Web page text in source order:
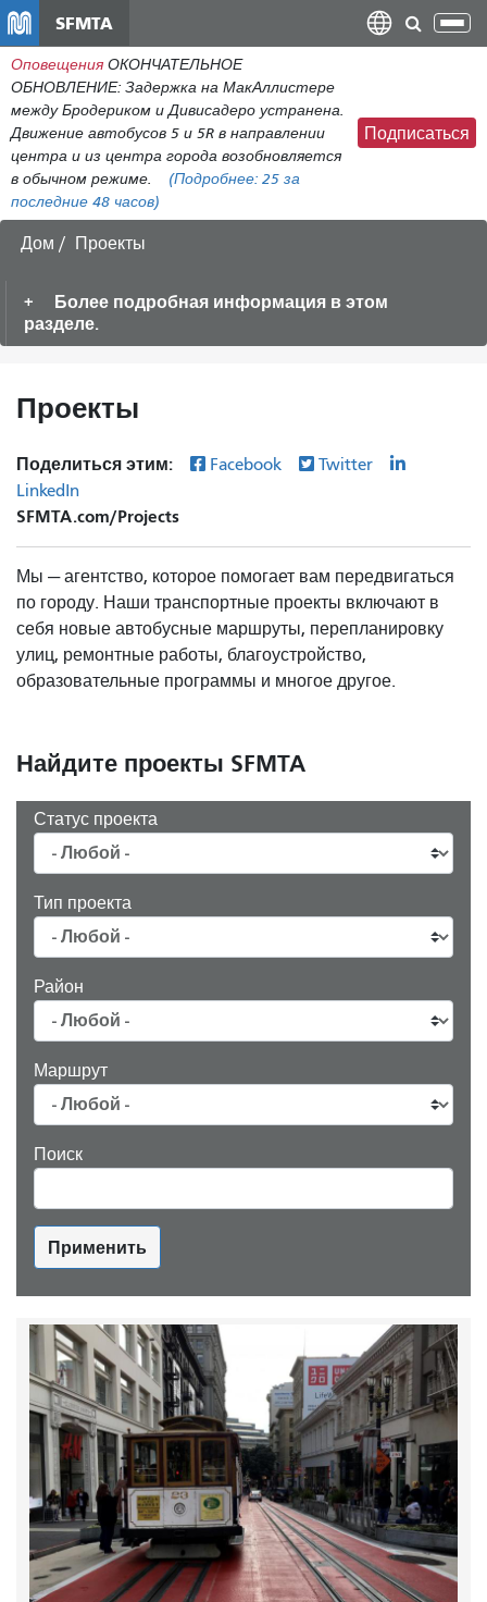
содержанию
SFMTA
Оповещения ОКОНЧАТЕЛЬНОЕ
ОБНОВЛЕНИЕ: Задержка на МакАллистере
между Бродериком и Дивисадеро устранена.
Движение автобусов 5 и 5R в направлении
центра и из центра города возобновляется
в обычном режиме.
(Подробнее: 25 за
последние 48 часов)
Подписаться
Дом Проекты
Более подробная информация в этом
разделе.
Проекты
Поделиться этим: Facebook
Twitter
LinkedIn
SFMTA.com/Projects
Мы — агентство, которое помогает вам передвигаться
по городу. Наши транспортные проекты включают в
себя новые автобусные маршруты, перепланировку
улиц, ремонтные работы, благоустройство,
образовательные программы и многое другое.
Найдите проекты SFMTA
Статус проекта
Тип проекта
Район
Маршрут
Поиск
Применить